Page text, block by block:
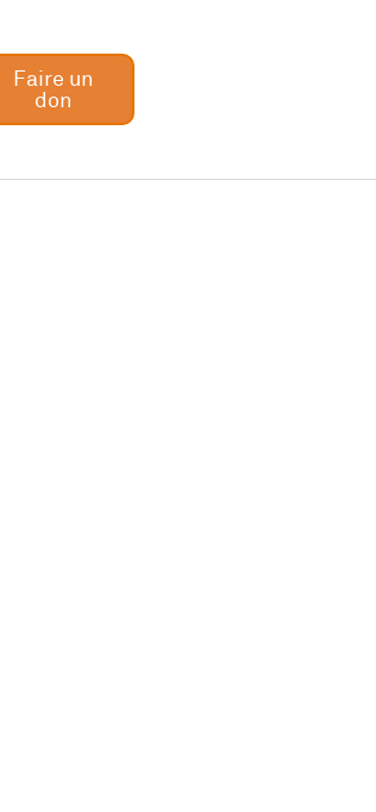
Faire un
don